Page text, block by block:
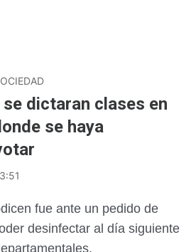
se dictaran clases en
se haya
fue ante un pedido de
desinfectar al día siguiente